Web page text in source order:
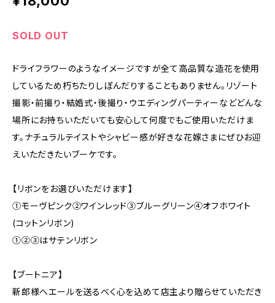
SOLD OUT
ドライフラワーのようなイメージですが全て高品質な造花を使用
しているため朽ちたりしぼんだりすることもありません。リゾート
撮影・前撮り・結婚式・後撮り・ウエディングパーティーなどどんな
場所にお持ちいただいても安心して何度でもご使用いただけま
す。ナチュラルテイストやシャビー感が好きな花嫁さまにぜひお迎
えいただきたいブーケです。
【リボンをお選びいただけます】
①モーヴピンク②ワインレッド③ブルーグリーン④オフホワイト
(コットンリボン)
①②③はサテンリボン
【ブートニア】
新郎様へエールを送るべく心を込めて店主より贈らせていただき